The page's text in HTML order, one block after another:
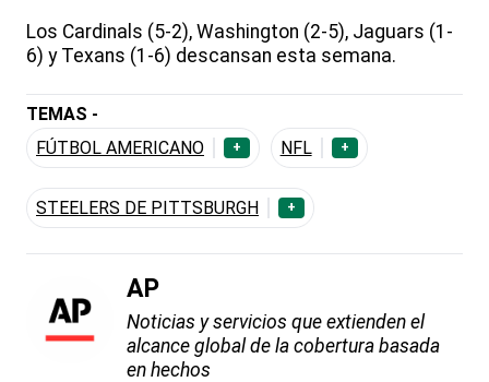
Los Cardinals (5-2), Washington (2-5), Jaguars (1-
6) y Texans (1-6) descansan esta semana.
TEMAS -
FÚTBOL AMERICANO
+ NFL +
STEELERS DE PITTSBURGH +
AP
Noticias y servicios que extienden el
alcance global de la cobertura basada
en hechos